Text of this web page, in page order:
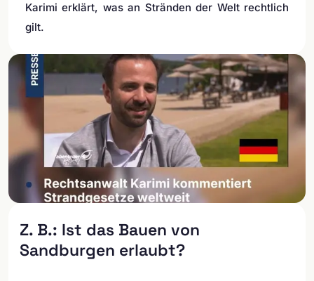
Karimi erklärt, was an Stränden der Welt rechtlich
gilt.
Z. B.: Ist das Bauen von
Sandburgen erlaubt?